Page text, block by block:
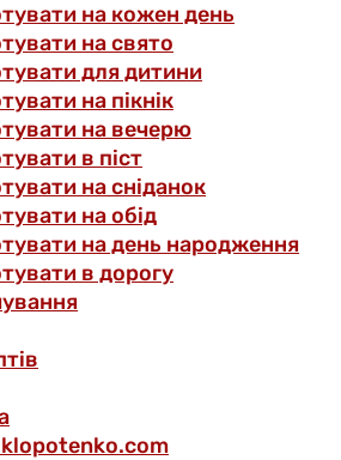
на кожен день
на свято
для дитини
на пікнік
на вечерю
в піст
на сніданок
на обід
на день народження
в дорогу